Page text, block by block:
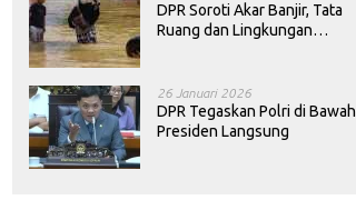
DPR Soroti Akar Banjir, Tata
Ruang dan Lingkungan
26 Januari 2026
DPR Tegaskan Polri di Bawah
Presiden Langsung